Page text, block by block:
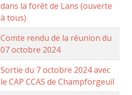
dans la forêt de Lans (ouverte
à tous)
Comte rendu de la réunion du
07 octobre 2024
Sortie du 7 octobre 2024 avec
le CAP CCAS de Champforgeuil